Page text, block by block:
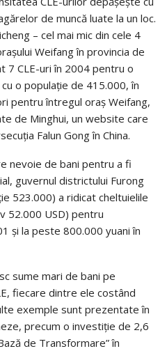
de muncă luate la un loc.
– cel mai mic din cele 4
Weifang în provincia de
7 CLE-uri în 2004 pentru o
o populaţie de 415.000, în
pentru întregul oraş Weifang,
de Minghui, un website care
Falun Gong în China.
nevoie de bani pentru a fi
guvernul districtului Furong
523.000) a ridicat cheltuielile
52.000 USD) pentru
şi la peste 800.000 yuani în
sume mari de bani pe
fiecare dintre ele costând
exemple sunt prezentate în
precum o investiţie de 2,6
de Transformare” în